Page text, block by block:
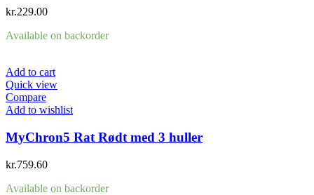
kr.229.00
Available on backorder
Add to cart
Quick view
Compare
Add to wishlist
MyChron5 Rat Rødt med 3 huller
kr.759.60
Available on backorder